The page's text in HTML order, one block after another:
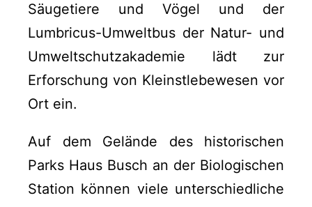
Säugetiere und Vögel und der
Lumbricus-Umweltbus der Natur- und
Umweltschutzakademie lädt zur
Erforschung von Kleinstlebewesen vor
Ort ein.
Auf dem Gelände des historischen
Parks Haus Busch an der Biologischen
Station können viele unterschiedliche